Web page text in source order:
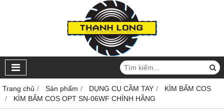
Trang chủ Sản phẩm DỤNG CỤ CẦM TAY
KÌM BẤM COS
KÌM BẤM COS OPT SN-06WF CHÍNH HÃNG